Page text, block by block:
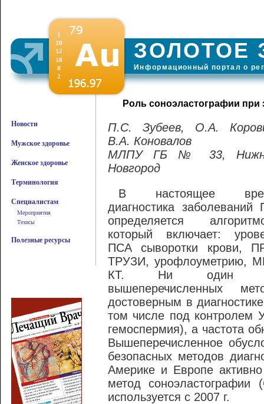
ЗОЛОТОЕ
Информационный портал о
Новости
Мужское здоровье
Женское здоровье
Терминология
Специалистам
Мероприятия
Тезисы
Полезные ресурсы
Роль соноэластографии при
П.С. Зубеев, О.А.
В.А. Коновалов
МЛПУ ГБ № 33,
Новгород
В настоящее
диагностика
определяется
который включает:
ПСА сыворотки крови,
ТРУЗИ, урофлоуметрию,
КТ. Ни один
вышеперечисленных
достоверным в
том числе под контролем
гемоспермия), а частота
Вышеперечисленное
безопасных методов
Америке и Европе
метод
используется с 2007 г.